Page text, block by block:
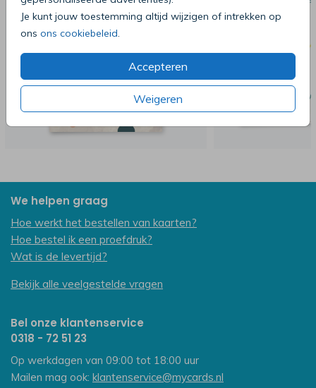
Je kunt jouw toestemming altijd wijzigen of intrekken op
ons ons cookiebeleid
Accepteren
Weigeren
We helpen graag
Hoe werkt het bestellen van kaarten?
Hoe bestel ik een proefdruk?
Wat is de levertijd?
Bekijk alle veelgestelde vragen
Bel onze klantenservice
0318 - 72 51 23
Op werkdagen van 09:00 tot 18:00 uur
Mailen mag ook: klantenservice@mycards.nl